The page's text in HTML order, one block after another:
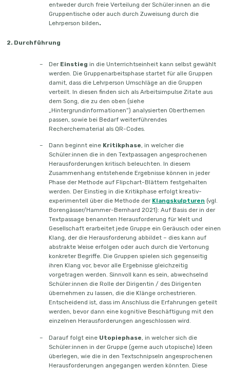
entweder durch freie Verteilung der Schüler:innen an die
Gruppentische oder auch durch Zuweisung durch die
Lehrperson bilden.
2. Durchführung
Der Einstieg in die Unterrichtseinheit kann selbst gewählt
werden. Die Gruppenarbeitsphase startet für alle Gruppen
damit, dass die Lehrperson Umschläge an die Gruppen
verteilt. In diesen finden sich als Arbeitsimpulse Zitate aus
dem Song, die zu den oben (siehe
„Hintergrundinformationen“) analysierten Oberthemen
passen, sowie bei Bedarf weiterführendes
Recherchematerial als QR-Codes.
Dann beginnt eine Kritikphase, in welcher die
Schüler:innen die in den Textpassagen angesprochenen
Herausforderungen kritisch beleuchten. In diesem
Zusammenhang entstehende Ergebnisse können in jeder
Phase der Methode auf Flipchart-Blättern festgehalten
werden. Der Einstieg in die Kritikphase erfolgt kreativ-
experimentell über die Methode der Klangskulpturen (vgl.
Borengässer/Hammer-Bernhard 2021): Auf Basis der in der
Textpassage benannten Herausforderung für Welt und
Gesellschaft erarbeitet jede Gruppe ein Geräusch oder einen
Klang, der die Herausforderung abbildet – dies kann auf
abstrakte Weise erfolgen oder auch durch die Vertonung
konkreter Begriffe. Die Gruppen spielen sich gegenseitig
ihren Klang vor, bevor alle Ergebnisse gleichzeitig
vorgetragen werden. Sinnvoll kann es sein, abwechselnd
Schüler:innen die Rolle der Dirigentin / des Dirigenten
übernehmen zu lassen, die die Klänge orchestrieren.
Entscheidend ist, dass im Anschluss die Erfahrungen geteilt
werden, bevor dann eine kognitive Beschäftigung mit den
einzelnen Herausforderungen angeschlossen wird.
Darauf folgt eine Utopiephase, in welcher sich die
Schüler:innen in der Gruppe (gerne auch utopische) Ideen
überlegen, wie die in den Textschnipseln angesprochenen
Herausforderungen angegangen werden könnten. Diese